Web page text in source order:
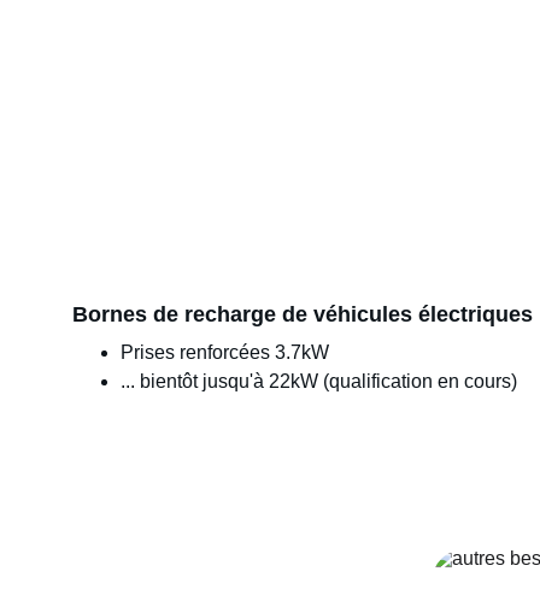
Bornes de recharge de véhicules électriques
Prises renforcées 3.7kW
... bientôt jusqu'à 22kW (qualification en cours)